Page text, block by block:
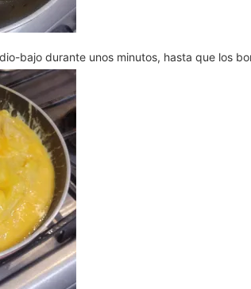
bajo durante unos minutos, hasta que los